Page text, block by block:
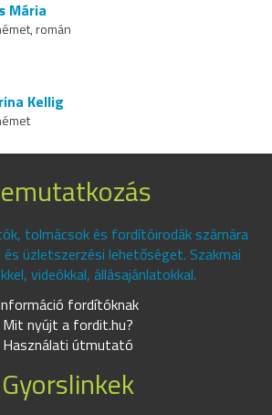
Mária
román
Kellig
tolmácsok és fordítóirodák számára
üzletszerzési lehetőséget. Szakmai
videókkal, állásajánlatokkal.
fordítóknak
Mit nyújt a fordit.hu?
Használati útmutató
Gyorslinkek